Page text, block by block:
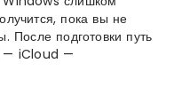
пока вы не
После подготовки путь
— iCloud —